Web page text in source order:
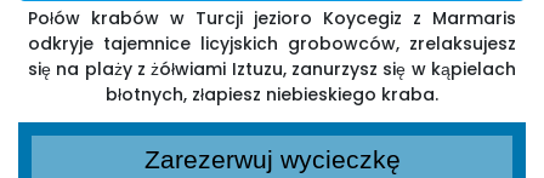
Połów krabów w Turcji jezioro Koycegiz z Marmaris
odkryje tajemnice licyjskich grobowców, zrelaksujesz
się na plaży z żółwiami Iztuzu, zanurzysz się w kąpielach
błotnych, złapiesz niebieskiego kraba.
Zarezerwuj wycieczkę